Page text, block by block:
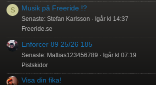
S Musik på Freeride !?
Senaste: Stefan Karlsson
Igår kl 14:37
Freeride.se
Enforcer 89 25/26 185
Senaste: Mattias123456789
Igår kl 07:19
Pistskidor
Visa din fika!